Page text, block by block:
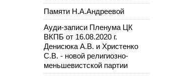
Памяти Н.А.Андреевой
Ауди-записи Пленума ЦК
ВКПБ от 16.08.2020 г.
Денисюка А.В. и Христенко
С.В. - новой религиозно-
меньшевистской партии